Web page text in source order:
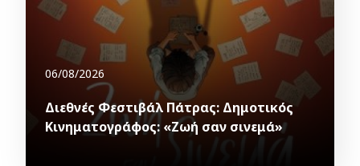
06/08/2026
Διεθνές Φεστιβάλ Πάτρας: Δημοτικός
Κινηματογράφος: «Ζωή σαν σινεμά»